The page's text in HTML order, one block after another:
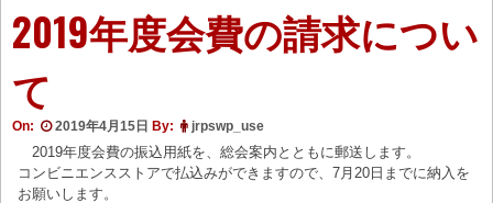
2019年度会費の請求につい
て
On: 2019年4月15日 By: jrpswp_use
2019年度会費の振込用紙を、総会案内とともに郵送します。
コンビニエンスストアで払込みができますので、7月20日までに納入を
お願いします。